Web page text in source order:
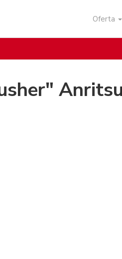
Oferta
Anritsu